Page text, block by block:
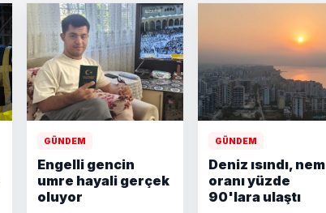
GÜNDEM
Engelli gencin
umre hayali gerçek
oluyor
GÜNDEM
Deniz ısındı, nem
oranı yüzde
90'lara ulaştı